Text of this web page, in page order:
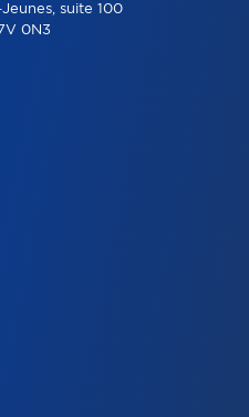
suite 100
0N3